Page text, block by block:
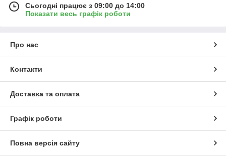
Сьогодні працює з 09:00 до 14:00
Показати весь графік роботи
Про нас
Контакти
Доставка та оплата
Графік роботи
Повна версія сайту